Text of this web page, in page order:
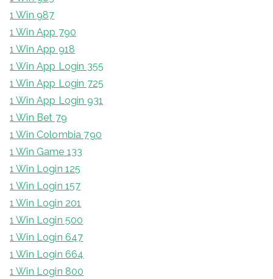
1 Win 987
1 Win App 790
1 Win App 918
1 Win App Login 355
1 Win App Login 725
1 Win App Login 931
1 Win Bet 79
1 Win Colombia 790
1 Win Game 133
1 Win Login 125
1 Win Login 157
1 Win Login 201
1 Win Login 500
1 Win Login 647
1 Win Login 664
1 Win Login 800